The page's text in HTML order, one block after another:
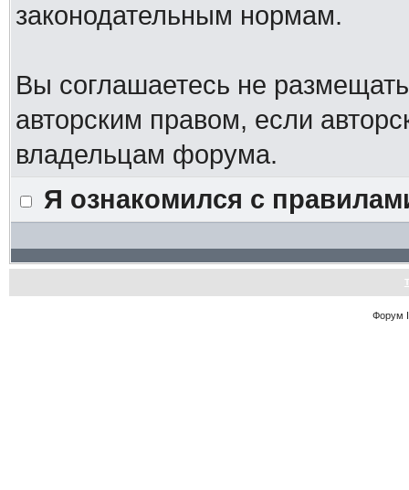
законодательным нормам.
Вы соглашаетесь не
авторским правом, если
владельцам форума.
Я ознакомился с
Форум